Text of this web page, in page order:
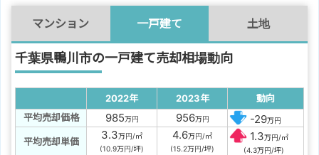
マンション 一戸建て 土地
千葉県鴨川市の一戸建て売却相場動向
2022年 2023年
動向
平均売却価格
985万円 956万円 -29万円
平均売却単価 3.3万円/㎡
(10.9万円/坪)
4.6万円/㎡
(15.2万円/坪)
1.3万円/㎡
(4.3万円/坪)